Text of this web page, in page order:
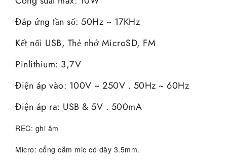
Đáp ứng tần số: 50Hz ~ 17KHz
Kết nối USB, Thẻ nhớ MicroSD, FM
Pinlithium: 3,7V
Điện áp vào: 100V ~ 250V . 50Hz ~ 60Hz
Điện áp ra: USB & 5V . 500mA
REC: ghi âm
Micro: cổng cắm mic có dây 3.5mm.